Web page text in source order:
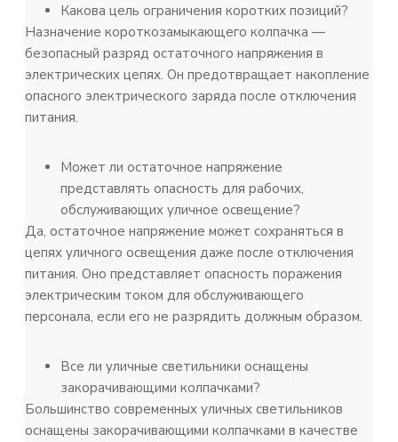
Какова цель ограничения коротких позиций?
Назначение короткозамыкающего колпачка —
безопасный разряд остаточного напряжения в
электрических цепях. Он предотвращает накопление
опасного электрического заряда после отключения
питания.
Может ли остаточное напряжение
представлять опасность для рабочих,
обслуживающих уличное освещение?
Да, остаточное напряжение может сохраняться в
цепях уличного освещения даже после отключения
питания. Оно представляет опасность поражения
электрическим током для обслуживающего
персонала, если его не разрядить должным образом.
Все ли уличные светильники оснащены
закорачивающими колпачками?
Большинство современных уличных светильников
оснащены закорачивающими колпачками в качестве